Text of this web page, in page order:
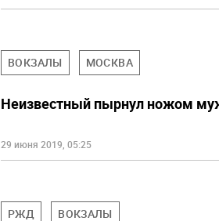
ВОКЗАЛЫ МОСКВА
Неизвестный пырнул ножом
29 июня 2019, 05:25
РЖД ВОКЗАЛЫ